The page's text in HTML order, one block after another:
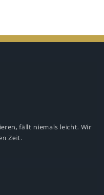
fällt niemals leicht. Wir
Zeit.